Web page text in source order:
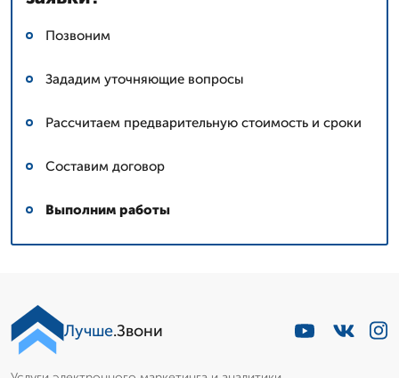
Позвоним
Зададим уточняющие вопросы
Рассчитаем предварительную стоимость и сроки
Составим договор
Выполним работы
Лучше.Звони